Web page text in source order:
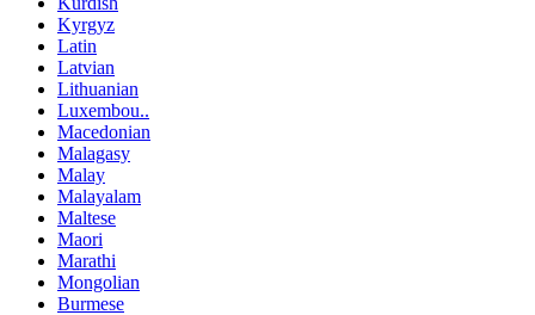
Kyrgyz
Latin
Latvian
Lithuanian
Luxembou..
Macedonian
Malagasy
Malay
Malayalam
Maltese
Maori
Marathi
Mongolian
Burmese